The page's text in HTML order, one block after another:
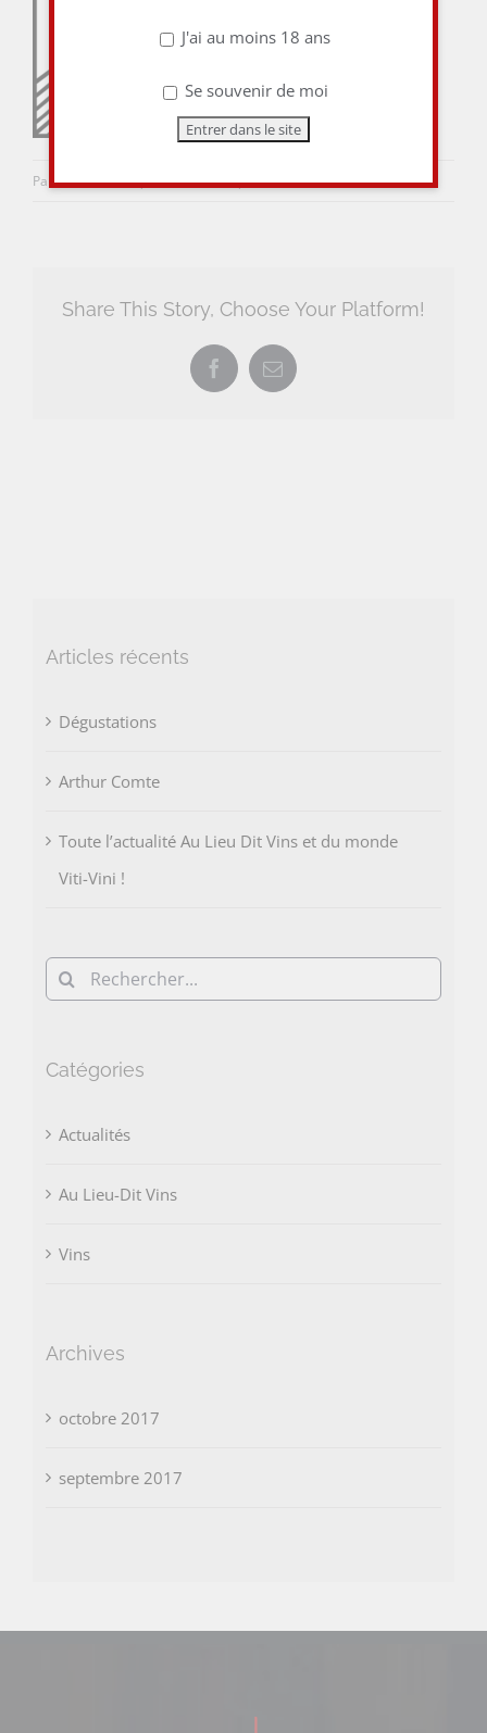
Paraulieuditvins | 24 août 2017 | 0 commentaire
Share This Story, Choose Your Platform!
FacebookEmail
Articles récents
Dégustations
Arthur Comte
Toute l’actualité Au Lieu Dit Vins et du monde
Viti-Vini !
Rechercher:
Catégories
Actualités
Au Lieu-Dit Vins
Vins
Archives
octobre 2017
septembre 2017
J'ai au moins 18 ans
Se souvenir de moi